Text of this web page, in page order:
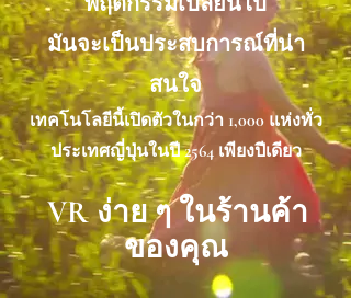
มันจะเป็นประสบการณ์ที่น่า
สนใจ
เทคโนโลยีนี้เปิดตัวในกว่า 1,000 แห่งทั่ว
ประเทศญี่ปุ่นในปี 2564 เพียงปีเดียว
​VR ง่าย ๆ ในร้านค้า
ของคุณ